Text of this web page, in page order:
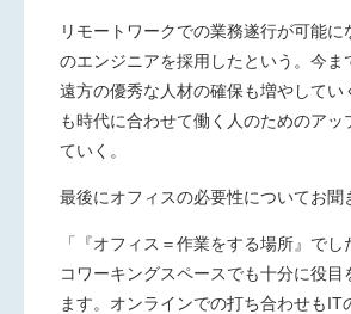
リモートワークでの業務遂行が可能に
のエンジニアを採用したという。今ま
遠方の優秀な人材の確保も増やしてい
も時代に合わせて働く人のためのアッ
ていく。
最後にオフィスの必要性についてお聞
「『オフィス＝作業をする場所』でし
コワーキングスペースでも十分に役目
ます。オンラインでの打ち合わせもIT